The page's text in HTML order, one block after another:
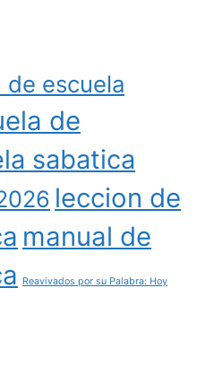
escuela
de
sabatica
leccion de
manual de
Reavivados por su Palabra: Hoy